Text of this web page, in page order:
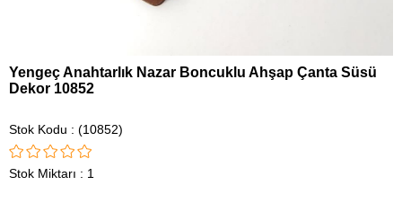
Yengeç Anahtarlık Nazar Boncuklu Ahşap Çanta Süsü
Dekor 10852
Stok Kodu (10852)
Stok Miktarı : 1